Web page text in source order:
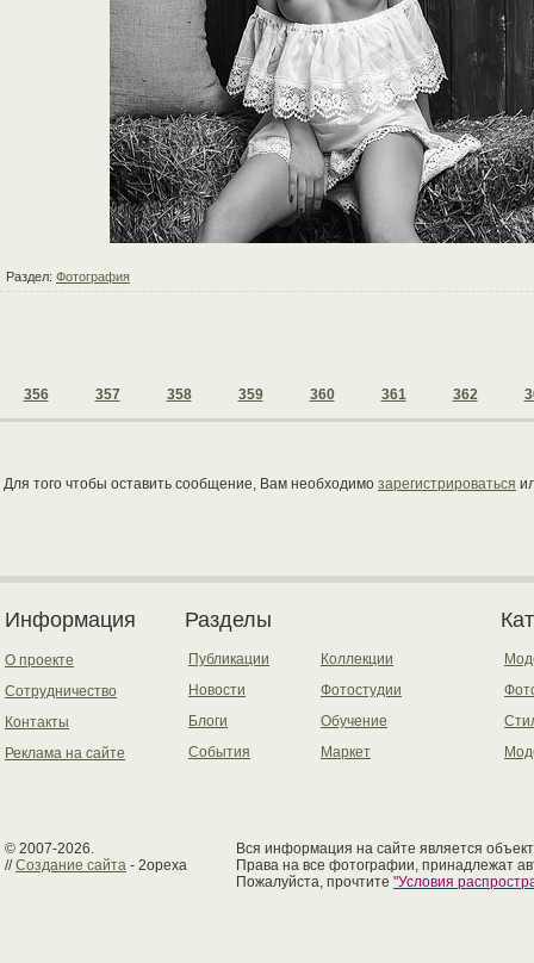
Раздел: Фотография
356 357 358 359 360 361 362
Для того чтобы оставить сообщение, Вам необходимо зарегистрироваться
Информация
О проекте
Сотрудничество
Контакты
Реклама на сайте
Разделы
Публикации
Новости
Блоги
События
Коллекции
Фотостудии
Обучение
Маркет
© 2007-2026.
//Создание сайта - 2opexa
Вся информация на сайте является
Права на все фотографии, принадлежат
Пожалуйста, прочтите "Условия